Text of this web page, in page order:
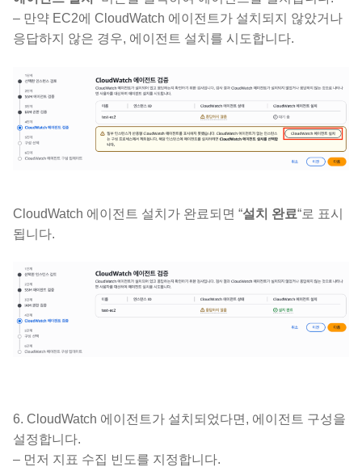
– 만약 EC2에 CloudWatch 에이전트가 설치되지 않았거나
응답하지 않은 경우, 에이전트 설치를 시도합니다.
CloudWatch 에이전트 설치가 완료되면 “설치 완료“로 표시
됩니다.
6. CloudWatch 에이전트가 설치되었다면, 에이전트 구성을
설정합니다.
– 먼저 지표 수집 빈도를 지정합니다.